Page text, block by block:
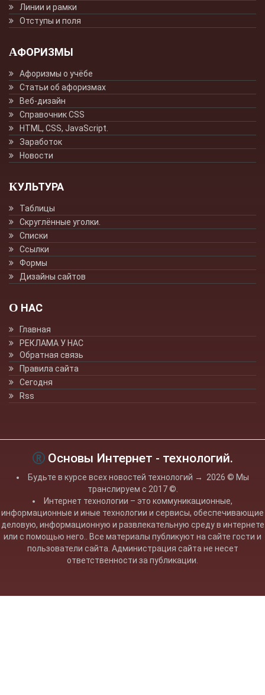
Линии и рамки
Отступы и поля
АФОРИЗМЫ
Афоризмы о учёбе
Статьи об афоризмах
Веб-дизайн
Справочник CSS
HTML, CSS, JavaScript.
Заработок
Новости
КУЛЬТУРА
Таблицы
Скруглённые уголки.
Списки
Ссылки
Формы
Дизайны сайтов
О НАС
Главная
РЕКЛАМА У НАС
Обратная связь
Правила сайта
Сегодня
Rss
Основы Интернет - технологий.
Будьте в курсе всех новостей технологий → 2026 © Мы
транслируем с 2017 ©.
Интернет технологии – это коммуникационные,
информационные и иные технологии и сервисы, обеспечивающие
деловую, информационную и развлекательную среду в интернете
или с помощью него.. Все материалы публикуют на сайте гости и
пользователи сайта. Администрация сайта не несет
ответственности за публикации.